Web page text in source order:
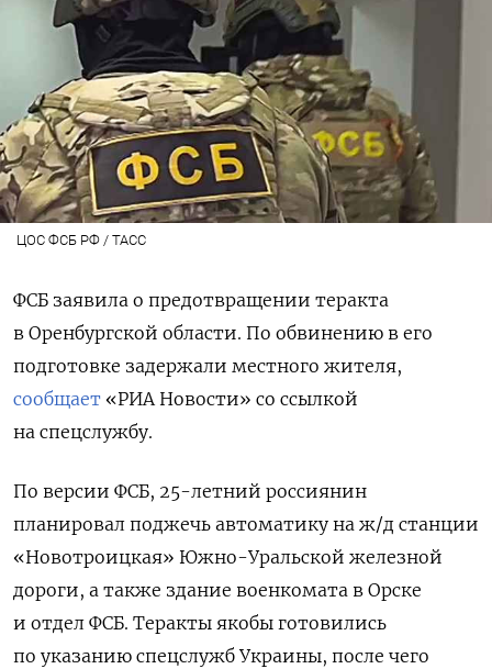
ЦОС ФСБ РФ / ТАСС
ФСБ заявила о предотвращении теракта
в Оренбургской области. По обвинению в его
подготовке задержали местного жителя,
сообщает «РИА Новости» со ссылкой
на спецслужбу.
По версии ФСБ, 25-летний россиянин
планировал поджечь автоматику на ж/д станции
«Новотроицкая» Южно-Уральской железной
дороги, а также здание военкомата в Орске
и отдел ФСБ. Теракты якобы готовились
по указанию спецслужб Украины, после чего